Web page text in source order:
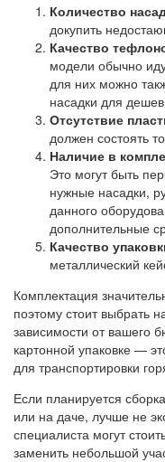
Количество
докупить
Качество
модели обычно
для них можно
насадки для
Отсутствие
должен состоять
Наличие в
Это могут быть
нужные насадки,
данного
дополнительные
Качество
металлический
Комплектация
поэтому стоит выбрать
зависимости от вашего
картонной упаковке —
для транспортировки
Если планируется
или на даче, лучше не
специалиста могут
заменить небольшой